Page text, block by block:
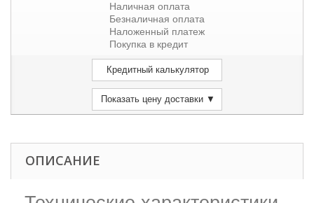
Наличная оплата
Безналичная оплата
Наложенный платеж
Покупка в кредит
Кредитный калькулятор
Показать цену доставки ▼
ОПИСАНИЕ